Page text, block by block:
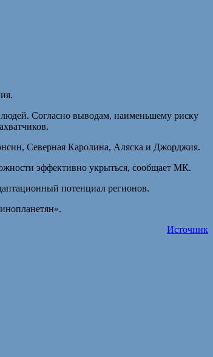
Согласно выводам, наименьшему риску
Северная Каролина, Аляска и Джорджия.
эффективно укрыться, сообщает МК.
потенциал регионов.
Источник